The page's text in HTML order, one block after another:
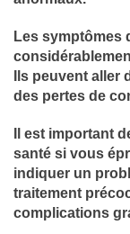
Les symptômes
Ils peuvent aller
des pertes de
Il est important
santé si vous
indiquer un
traitement
complications